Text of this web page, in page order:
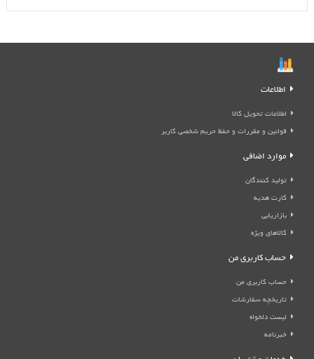
اطلاعات
اطلاعات تحویل کالا
قوانین و مقررات و حفظ حریم شخصی کاربر
موارد اضافی
تولید کنندگان
کارت هدیه
بازاریابی
کالاهای ویژه
حساب کاربری من
حساب کاربری من
تاریخچه سفارشات
لیست دلخواه
خبرنامه